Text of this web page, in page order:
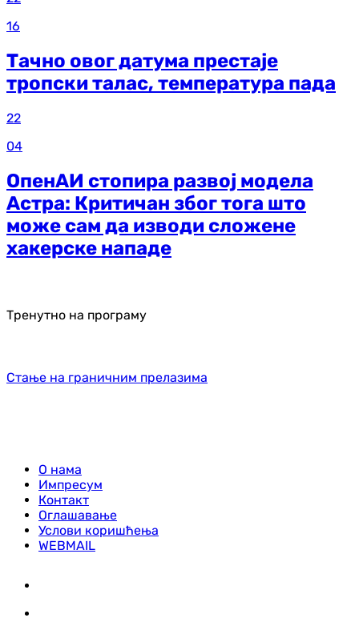
16
Тачно овог датума престаје
тропски талас, температура пада
22
04
ОпенАИ стопира развој модела
Астра: Критичан због тога што
може сам да изводи сложене
хакерске нападе
Тренутно на програму
Стање на граничним прелазима
О нама
Импресум
Контакт
Оглашавање
Услови коришћења
WEBMAIL